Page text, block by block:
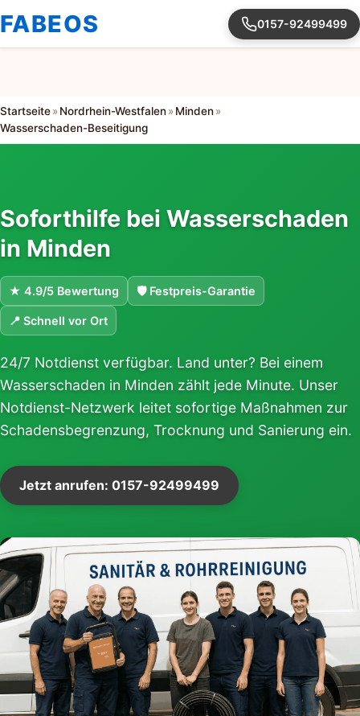
FABEOS 0157-92499499
Startseite» Nordrhein-Westfalen» Minden»
Wasserschaden-Beseitigung
Soforthilfe bei Wasserschaden
in Minden
★ 4.9/5 Bewertung 🛡 Festpreis-Garantie
📍 Schnell vor Ort
24/7 Notdienst verfügbar. Land unter? Bei einem
Wasserschaden in Minden zählt jede Minute. Unser
Notdienst-Netzwerk leitet sofortige Maßnahmen zur
Schadensbegrenzung, Trocknung und Sanierung ein.
Jetzt anrufen: 0157-92499499